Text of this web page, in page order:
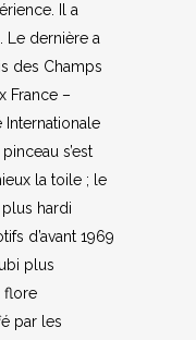
Il a
Le dernière a
des Champs
France –
Internationale
s’est
la toile ; le
hardi
d’avant 1969
plus
flore
par les